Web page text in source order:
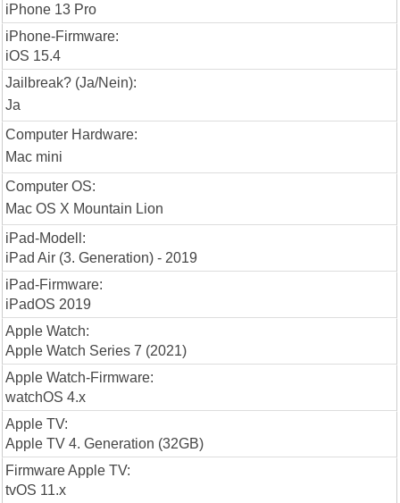
iPhone 13 Pro
iPhone-Firmware:
iOS 15.4
Jailbreak? (Ja/Nein):
Ja
Computer Hardware:
Mac mini
Computer OS:
Mac OS X Mountain Lion
iPad-Modell:
iPad Air (3. Generation) - 2019
iPad-Firmware:
iPadOS 2019
Apple Watch:
Apple Watch Series 7 (2021)
Apple Watch-Firmware:
watchOS 4.x
Apple TV:
Apple TV 4. Generation (32GB)
Firmware Apple TV:
tvOS 11.x